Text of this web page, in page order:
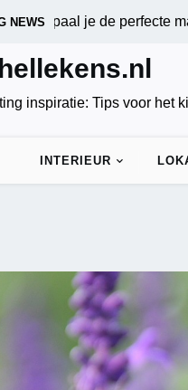
NEWSje de perfecte maten
inspiratie: Tips voor het
INTERIEUR